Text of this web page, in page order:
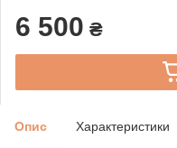
6 500 ₴
Опис Характеристики